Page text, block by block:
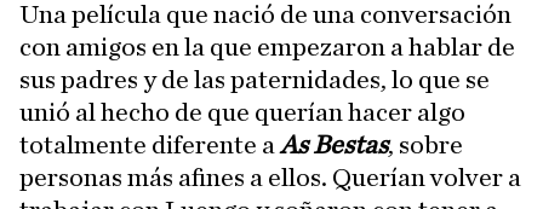
Una película que nació de una conversación
con amigos en la que empezaron a hablar de
sus padres y de las paternidades, lo que se
unió al hecho de que querían hacer algo
totalmente diferente a As Bestas, sobre
personas más afines a ellos. Querían volver a